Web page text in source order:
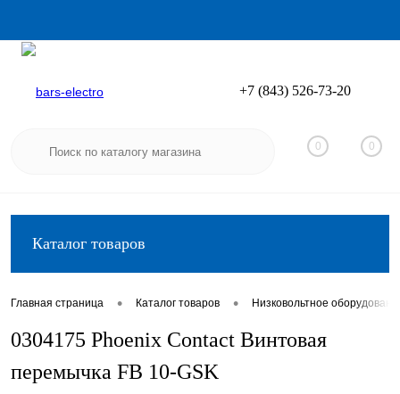
Вход
+7 (843) 526-73-20
0 0
Каталог товаров
Главная страница • Каталог товаров • Низковольтное
0304175 Phoenix Contact Винтовая
перемычка FB 10-GSK